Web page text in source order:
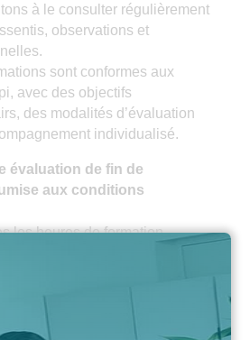
à le consulter régulièrement
observations et
sont conformes aux
avec des objectifs
des modalités d’évaluation
individualisé.
évaluation de fin de
aux conditions
les heures de formation
entrainements personnels